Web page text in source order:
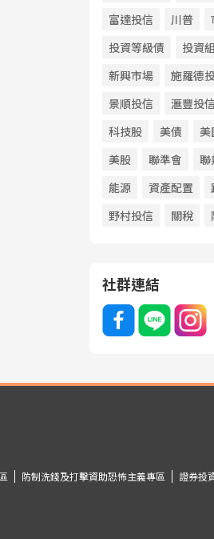
富達投信
川普
投資等級債
投資
新興市場
施羅德
景順投信
滙豐投信
科技股
美債 美
美股
聯準會 聯
能源
資產配置
野村投信
關稅
社群連結
防制洗錢及打擊資助恐怖主義專區 證券投